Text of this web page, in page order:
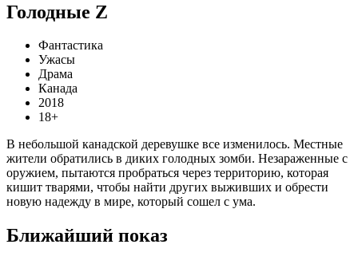
Голодные Z
Фантастика
Ужасы
Драма
Канада
2018
18+
В небольшой канадской деревушке все изменилось. Местные
жители обратились в диких голодных зомби. Незараженные с
оружием, пытаются пробраться через территорию, которая
кишит тварями, чтобы найти других выживших и обрести
новую надежду в мире, который сошел с ума.
Ближайший показ